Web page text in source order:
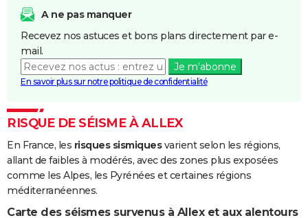
et/ou
Inondations
et/ou
Boue
26/11/1982 27/11/1982 2 j
Inondations
et/ou
Coulées de
Boue
06/11/1982 10/11/1982 5 j Oui
A ne pas manquer
Recevez nos astuces et bons plans directement par e-
mail.
Je m'abonne
En savoir plus sur notre politique de confidentialité
RISQUE DE SÉISME À ALLEX
En France, les risques sismiquesvarient selon les régions,
allant de faibles à modérés, avec des zones plus exposées
comme les Alpes, les Pyrénées et certaines régions
méditerranéennes.
Carte des séismes survenus à Allex et aux alentours